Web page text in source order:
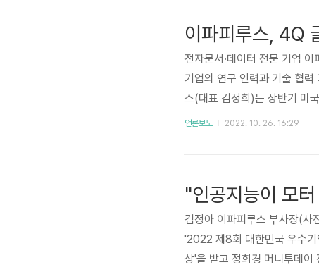
전자문서·데이터 전문 기업
기업의 연구 인력과 기술 협
스(대표 김정희)는 상반기 미
붙었고 이에 글로벌 전자문서
기사 전..
언론보도 2022. 10. 26. 16:29
"인공지능이 모
김정아 이파피루스 부사장(사
'2022 제8회 대한민국 우수기
상'을 받고 정희경 머니투데이